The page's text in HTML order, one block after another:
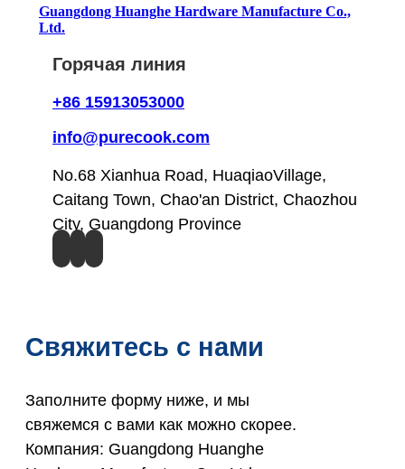
Guangdong Huanghe Hardware Manufacture Co.,
Ltd.
Горячая линия
+86 15913053000
info@purecook.com
No.68 Xianhua Road, HuaqiaoVillage,
Caitang Town, Chao'an District, Chaozhou
City, Guangdong Province
Свяжитесь с нами
Заполните форму ниже, и мы
свяжемся с вами как можно скорее.
Компания: Guangdong Huanghe